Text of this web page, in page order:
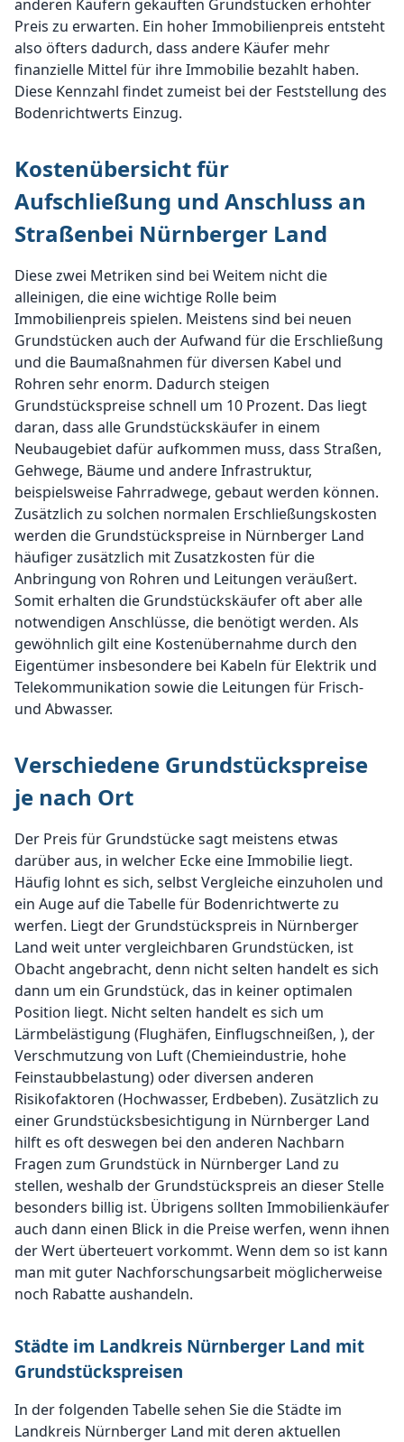
anderen Käufern gekauften Grundstücken erhöhter
Preis zu erwarten. Ein hoher Immobilienpreis entsteht
also öfters dadurch, dass andere Käufer mehr
finanzielle Mittel für ihre Immobilie bezahlt haben.
Diese Kennzahl findet zumeist bei der Feststellung des
Bodenrichtwerts Einzug.
Kostenübersicht für
Aufschließung und Anschluss an
Straßenbei Nürnberger Land
Diese zwei Metriken sind bei Weitem nicht die
alleinigen, die eine wichtige Rolle beim
Immobilienpreis spielen. Meistens sind bei neuen
Grundstücken auch der Aufwand für die Erschließung
und die Baumaßnahmen für diversen Kabel und
Rohren sehr enorm. Dadurch steigen
Grundstückspreise schnell um 10 Prozent. Das liegt
daran, dass alle Grundstückskäufer in einem
Neubaugebiet dafür aufkommen muss, dass Straßen,
Gehwege, Bäume und andere Infrastruktur,
beispielsweise Fahrradwege, gebaut werden können.
Zusätzlich zu solchen normalen Erschließungskosten
werden die Grundstückspreise in Nürnberger Land
häufiger zusätzlich mit Zusatzkosten für die
Anbringung von Rohren und Leitungen veräußert.
Somit erhalten die Grundstückskäufer oft aber alle
notwendigen Anschlüsse, die benötigt werden. Als
gewöhnlich gilt eine Kostenübernahme durch den
Eigentümer insbesondere bei Kabeln für Elektrik und
Telekommunikation sowie die Leitungen für Frisch-
und Abwasser.
Verschiedene Grundstückspreise
je nach Ort
Der Preis für Grundstücke sagt meistens etwas
darüber aus, in welcher Ecke eine Immobilie liegt.
Häufig lohnt es sich, selbst Vergleiche einzuholen und
ein Auge auf die Tabelle für Bodenrichtwerte zu
werfen. Liegt der Grundstückspreis in Nürnberger
Land weit unter vergleichbaren Grundstücken, ist
Obacht angebracht, denn nicht selten handelt es sich
dann um ein Grundstück, das in keiner optimalen
Position liegt. Nicht selten handelt es sich um
Lärmbelästigung (Flughäfen, Einflugschneißen, ), der
Verschmutzung von Luft (Chemieindustrie, hohe
Feinstaubbelastung) oder diversen anderen
Risikofaktoren (Hochwasser, Erdbeben). Zusätzlich zu
einer Grundstücksbesichtigung in Nürnberger Land
hilft es oft deswegen bei den anderen Nachbarn
Fragen zum Grundstück in Nürnberger Land zu
stellen, weshalb der Grundstückspreis an dieser Stelle
besonders billig ist. Übrigens sollten Immobilienkäufer
auch dann einen Blick in die Preise werfen, wenn ihnen
der Wert überteuert vorkommt. Wenn dem so ist kann
man mit guter Nachforschungsarbeit möglicherweise
noch Rabatte aushandeln.
Städte im Landkreis Nürnberger Land mit
Grundstückspreisen
In der folgenden Tabelle sehen Sie die Städte im
Landkreis Nürnberger Land mit deren aktuellen